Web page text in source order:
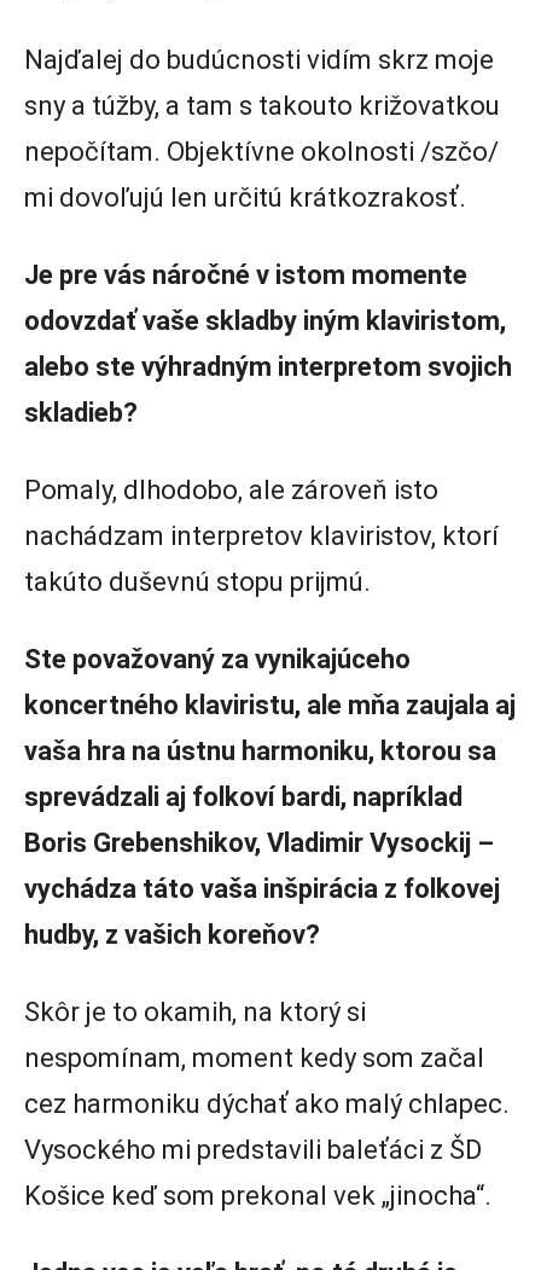
Najďalej do budúcnosti vidím skrz moje
sny a túžby, a tam s takouto križovatkou
nepočítam. Objektívne okolnosti /szčo/
mi dovoľujú len určitú krátkozrakosť.
Je pre vás náročné v istom momente
odovzdať vaše skladby iným klaviristom,
alebo ste výhradným interpretom svojich
skladieb?
Pomaly, dlhodobo, ale zároveň isto
nachádzam interpretov klaviristov, ktorí
takúto duševnú stopu prijmú.
Ste považovaný za vynikajúceho
koncertného klaviristu, ale mňa zaujala aj
vaša hra na ústnu harmoniku, ktorou sa
sprevádzali aj folkoví bardi, napríklad
Boris Grebenshikov, Vladimir Vysockij –
vychádza táto vaša inšpirácia z folkovej
hudby, z vašich koreňov?
Skôr je to okamih, na ktorý si
nespomínam, moment kedy som začal
cez harmoniku dýchať ako malý chlapec.
Vysockého mi predstavili baleťáci z ŠD
Košice keď som prekonal vek „jinocha“.